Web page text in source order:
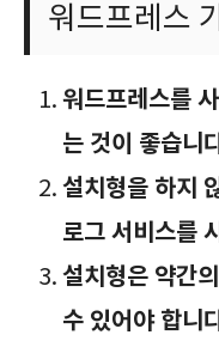
워드프레스
워드프레스를
는 것이 좋습니
설치형을 하지
로그 서비스를
설치형은 약간
수 있어야 합니